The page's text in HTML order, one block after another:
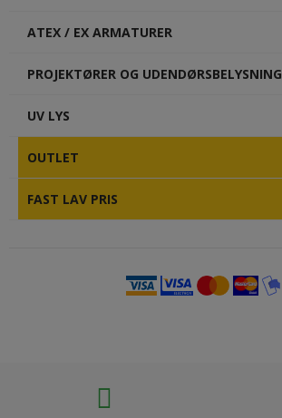
ATEX / EX ARMATURER
PROJEKTØRER OG UDENDØRSBELYSNING
UV LYS
OUTLET
FAST LAV PRIS